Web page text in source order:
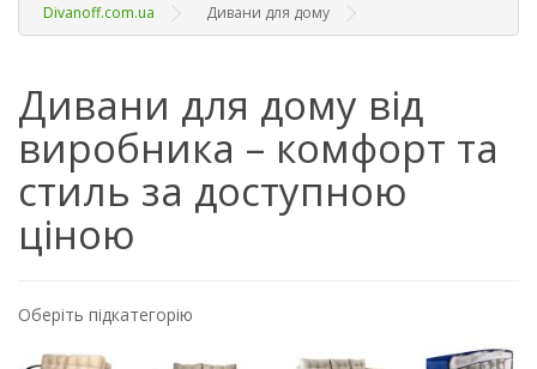
Divanoff.com.ua Дивани для дому
Дивани для дому від
виробника – комфорт та
стиль за доступною
ціною
Оберіть підкатегорію